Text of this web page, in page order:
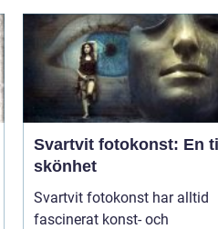
Svartvit fotokonst: En
skönhet
Svartvit fotokonst har alltid
fascinerat konst- och